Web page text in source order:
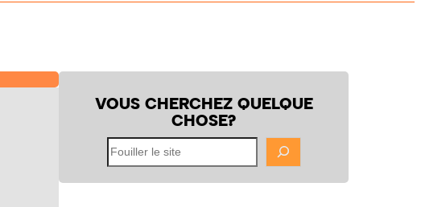
VOUS CHERCHEZ QUELQUE
CHOSE?
Fouiller
le
site